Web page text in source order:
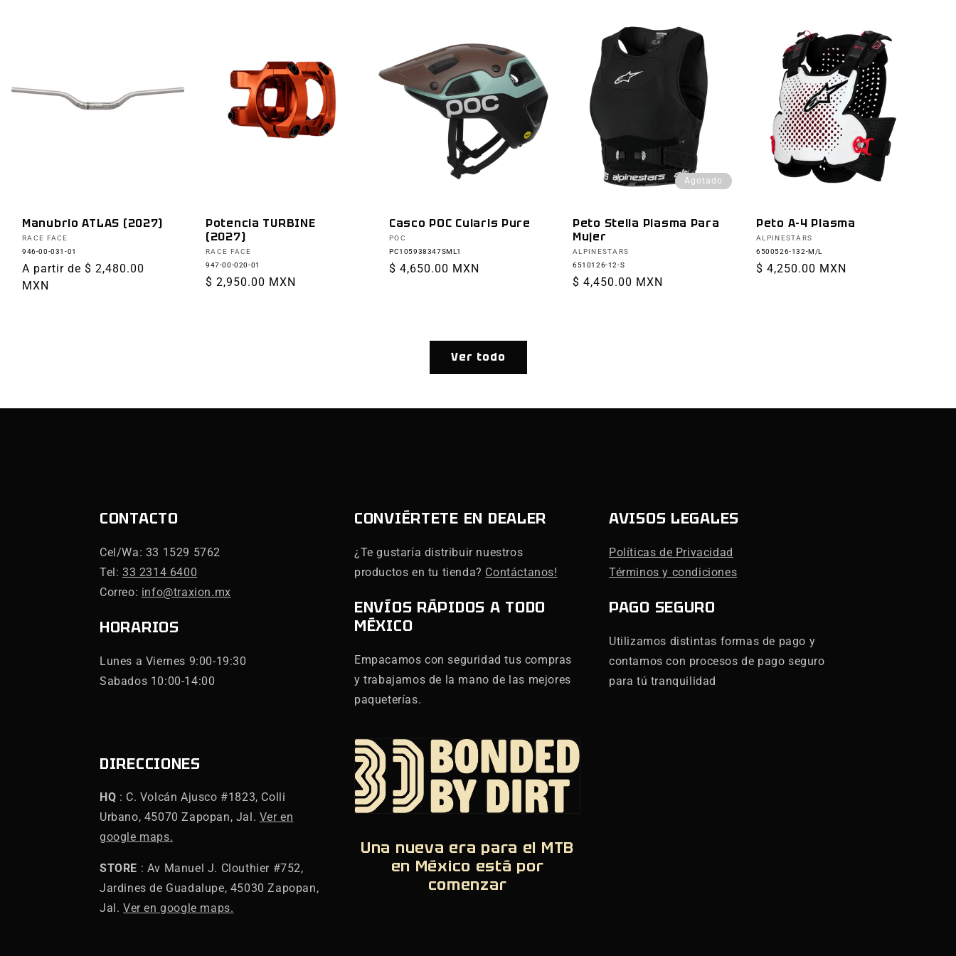
Manubrio ATLAS (2027)
Proveedor:
RACE FACE
946-00-031-01
Precio
habitual
A partir de $ 2,480.00
MXN
Potencia TURBINE
(2027)
Proveedor:
RACE FACE
947-00-020-01
Precio
$ 2,950.00 MXN
Casco POC Cularis Pure
Proveedor:
POC
PC105938347SML1
Precio
$ 4,650.00 MXN
Agotado
Peto Stella Plasma Para
Mujer
Proveedor:
ALPINESTARS
6510126-12-S
Precio
$ 4,450.00 MXN
Peto A-4 Plasma
Proveedor:
ALPINESTARS
6500526-132-M/L
Precio
$ 4,250.00 MXN
Ver todo
CONTACTO
Cel/Wa: 33 1529 5762
Tel: 33 2314 6400
Correo: info@traxion.mx
HORARIOS
Lunes a Viernes 9:00-19:30
Sabados 10:00-14:00
CONVIÉRTETE EN DEALER
¿Te gustaría distribuir nuestros
productos en tu tienda? Contáctanos!
ENVÍOS RÁPIDOS A TODO
MÉXICO
Empacamos con seguridad tus compras
y trabajamos de la mano de las mejores
paqueterías.
AVISOS LEGALES
Políticas de Privacidad
Términos y condiciones
PAGO SEGURO
Utilizamos distintas formas de pago y
contamos con procesos de pago seguro
para tú tranquilidad
DIRECCIONES
HQ : C. Volcán Ajusco #1823, Colli
Urbano, 45070 Zapopan, Jal. Ver en
google maps.
STORE : Av Manuel J. Clouthier #752,
Jardines de Guadalupe, 45030 Zapopan,
Jal. Ver en google maps.
Una nueva era para el MTB
en México está por
comenzar